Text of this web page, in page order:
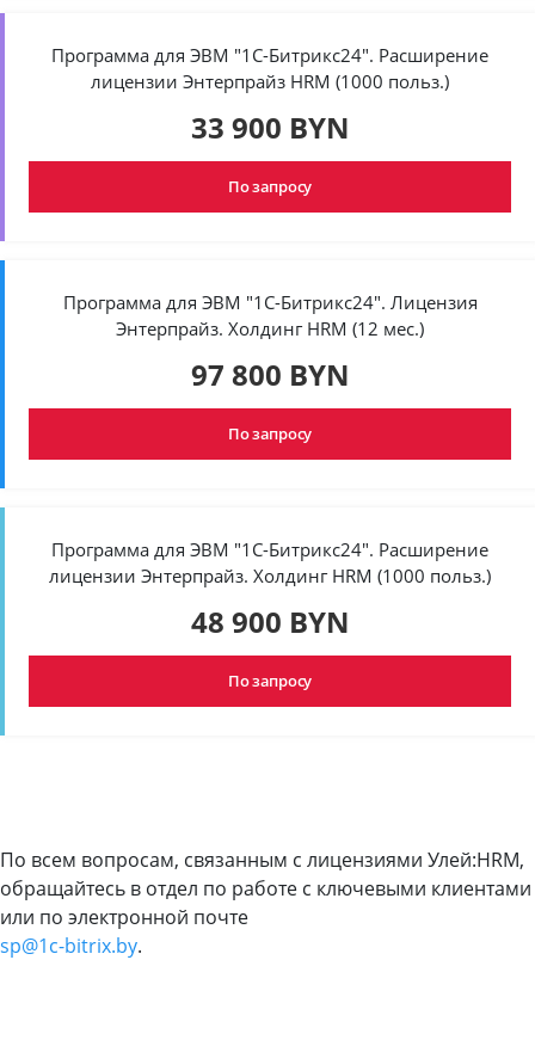
Программа для ЭВМ "1С-Битрикс24". Расширение
лицензии Энтерпрайз HRM (1000 польз.)
33 900 BYN
По запросу
Программа для ЭВМ "1С-Битрикс24". Лицензия
Энтерпрайз. Холдинг HRM (12 мес.)
97 800 BYN
По запросу
Программа для ЭВМ "1С-Битрикс24". Расширение
лицензии Энтерпрайз. Холдинг HRM (1000 польз.)
48 900 BYN
По запросу
По всем вопросам, связанным с лицензиями Улей:HRM,
обращайтесь в отдел по работе с ключевыми клиентами
или по электронной почте
sp@1c-bitrix.by.